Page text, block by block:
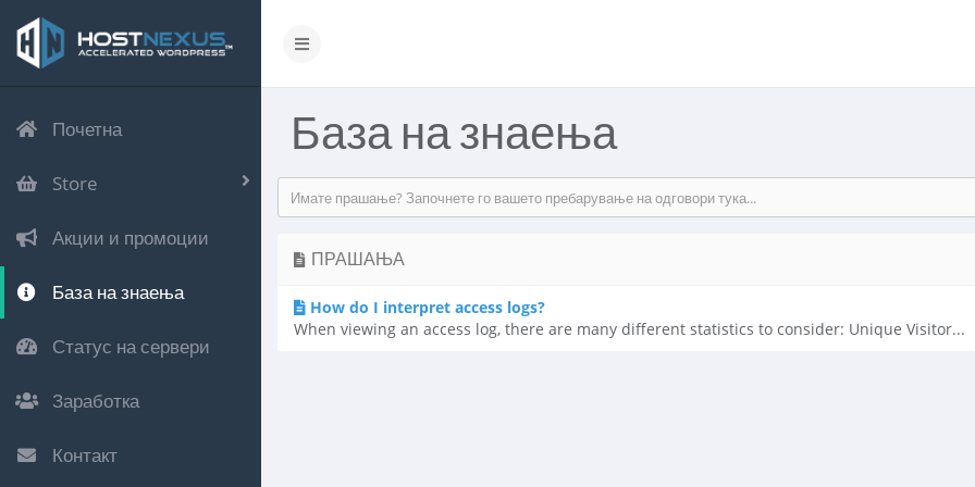
Почетна
Store
Акции и промоции
База на знаења
Статус на сервери
Заработка
Контакт
База на знаења
ПРАШАЊА
How do I interpret access logs?
When viewing an access log, there are many different statistics to consider: Unique Visitor...